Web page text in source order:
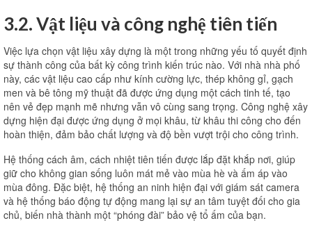
3.2. Vật liệu và công nghệ tiên tiến
Việc lựa chọn vật liệu xây dựng là một trong những yếu tố quyết định
sự thành công của bất kỳ công trình kiến ​​trúc nào. Với nhà nhà phố
này, các vật liệu cao cấp như kính cường lực, thép không gỉ, gạch
men và bê tông mỹ thuật đã được ứng dụng một cách tinh tế, tạo
nên vẻ đẹp mạnh mẽ nhưng vẫn vô cùng sang trọng. Công nghệ xây
dựng hiện đại được ứng dụng ở mọi khâu, từ khâu thi công cho đến
hoàn thiện, đảm bảo chất lượng và độ bền vượt trội cho công trình.
Hệ thống cách âm, cách nhiệt tiên tiến được lắp đặt khắp nơi, giúp
giữ cho không gian sống luôn mát mẻ vào mùa hè và ấm áp vào
mùa đông. Đặc biệt, hệ thống an ninh hiện đại với giám sát camera
và hệ thống báo động tự động mang lại sự an tâm tuyệt đối cho gia
chủ, biến nhà thành một “phóng đài” bảo vệ tổ ấm của bạn.